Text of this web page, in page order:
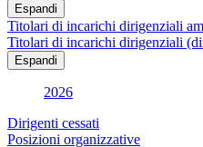
Espandi
Titolari di incarichi dirigenziali
Titolari di incarichi dirigenziali
Espandi
2026
Dirigenti cessati
Posizioni organizzative